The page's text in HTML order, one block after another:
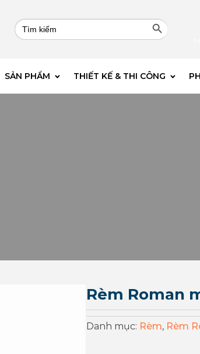
Search
for:
Search Button
SẢN PHẨM THIẾT KẾ & THI CÔNG
Rèm Roman
Danh mục: Rèm, Rèm